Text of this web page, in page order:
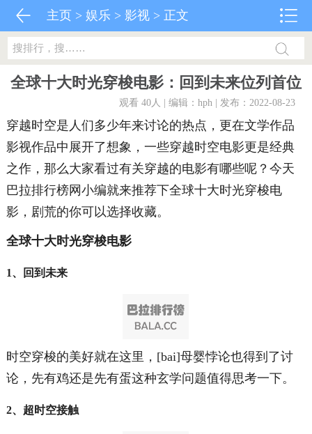
主页 >娱乐 >影视 > 正文
全球十大时光穿梭电影：回到未来位列首位
观看 40人 | 编辑：hph | 发布：2022-08-23
穿越时空是人们多少年来讨论的热点，更在文学作品
影视作品中展开了想象，一些穿越时空电影更是经典
之作，那么大家看过有关穿越的电影有哪些呢？今天
巴拉排行榜网小编就来推荐下全球十大时光穿梭电
影，剧荒的你可以选择收藏。
全球十大时光穿梭电影
1、回到未来
时空穿梭的美好就在这里，[bai]母婴悖论也得到了讨
论，先有鸡还是先有蛋这种玄学问题值得思考一下。
2、超时空接触